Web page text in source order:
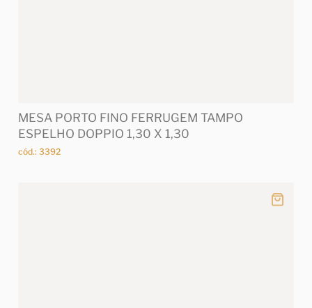
MESA PORTO FINO FERRUGEM TAMPO
ESPELHO DOPPIO 1,30 X 1,30
cód.: 3392